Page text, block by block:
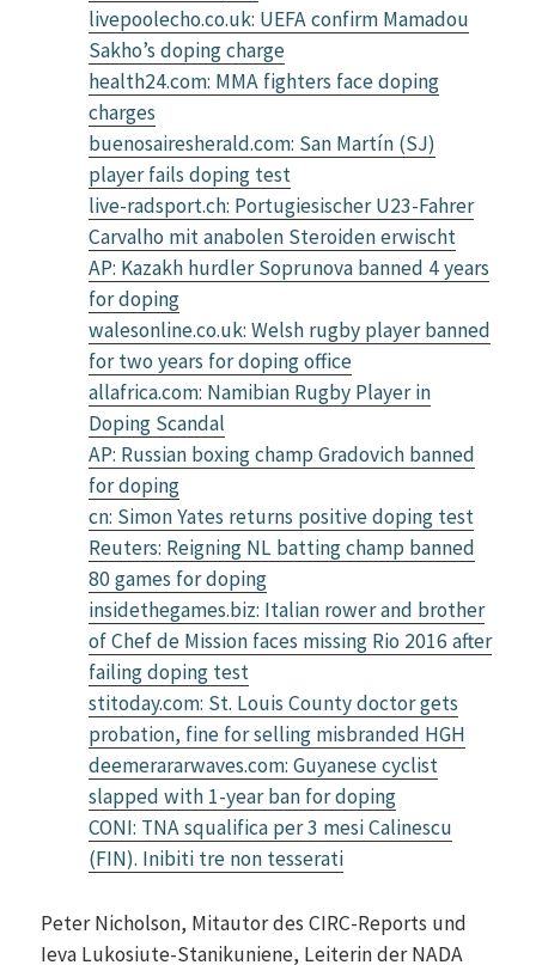
livepoolecho.co.uk: UEFA confirm Mamadou
Sakho’s doping charge
health24.com: MMA fighters face doping
charges
buenosairesherald.com: San Martín (SJ)
player fails doping test
live-radsport.ch: Portugiesischer U23-Fahrer
Carvalho mit anabolen Steroiden erwischt
AP: Kazakh hurdler Soprunova banned 4 years
for doping
walesonline.co.uk: Welsh rugby player banned
for two years for doping office
allafrica.com: Namibian Rugby Player in
Doping Scandal
AP: Russian boxing champ Gradovich banned
for doping
cn: Simon Yates returns positive doping test
Reuters: Reigning NL batting champ banned
80 games for doping
insidethegames.biz: Italian rower and brother
of Chef de Mission faces missing Rio 2016 after
failing doping test
stitoday.com: St. Louis County doctor gets
probation, fine for selling misbranded HGH
deemerararwaves.com: Guyanese cyclist
slapped with 1-year ban for doping
CONI: TNA squalifica per 3 mesi Calinescu
(FIN). Inibiti tre non tesserati
Peter Nicholson, Mitautor des CIRC-Reports und
Ieva Lukosiute-Stanikuniene, Leiterin der NADA